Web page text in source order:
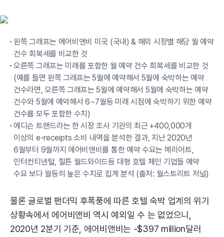
왼쪽 그래프는 에어비앤비 미국 (국내) & 해외 시장별 해당 월 예약
건수 회복세를 비교한 것
오른쪽 그래프는 미래를 포함한 월 예약 건수 회복세를 비교한 것
(예를 들면 왼쪽 그래프는 5월에 예약해서 5월에 숙박하는 예약
건수라면, 오른쪽 그래프는 5월에 예약해서 5월에 숙박하는 예약
건수와 5월에 예약해서 6~7월등 미래 시점에 숙박하기 위한 예약
건수를 모두 포함한 수치)
에디슨 트랜드라는 한 시장 조사 기관의 최근 +400,000개
이상의 e-receipts 소비 내역을 분석한 결과, 지난 2020년
6월부터 9월까지 에어비앤비를 통한 예약 수요는 메리어트,
인터컨티넨털, 힐튼 월드와이드등 대형 호텔 체인 기업들 예약
수요 보다 월등히 높은 수치로 집계 분석 (출처: 월스트리트 저널)
물론 글로벌 팬더믹 후폭풍에 따른 호텔 숙박 업계의 위기
상황속에서 에어비앤비 역시 예외일 수 는 없었으니,
2020년 2분기 기준, 에어비앤비는 -$397 million달러